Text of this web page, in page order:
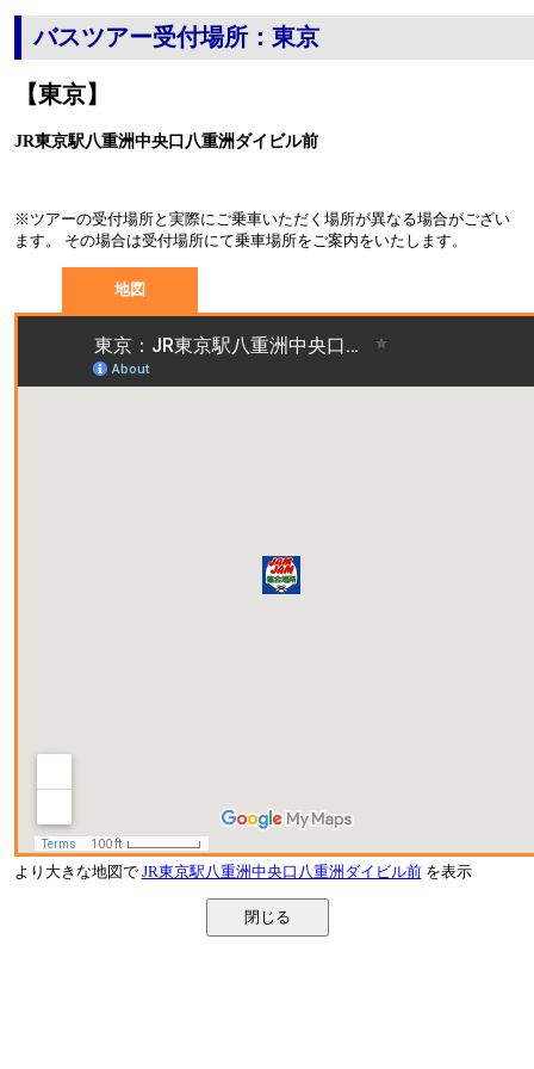
バスツアー受付場所：東京
【東京】
JR東京駅八重洲中央口八重洲ダイビル前
※ツアーの受付場所と実際にご乗車いただく場所が異なる場合がござい
ます。 その場合は受付場所にて乗車場所をご案内をいたします。
地図
より大きな地図で JR東京駅八重洲中央口八重洲ダイビル前を表示
閉じる